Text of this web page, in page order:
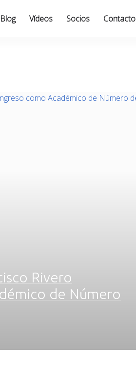
Blog Vídeos Socios Contacto
Rivero
de Número